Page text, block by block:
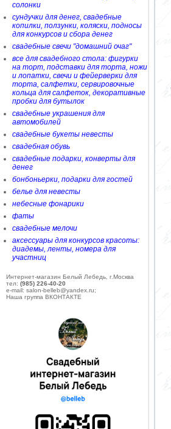
солонки
сундучки для денег, свадебные
копилки, ползунки, коляски, подносы
для конкурсов и сбора денег
свадебные свечи "домашний очаг"
все для свадебного стола: фигурки
на торт, подставки для торта, ножи
и лопатки, свечи и фейерверки для
торта, салфетки, сервировочные
кольца для салфеток, декоративные
пробки для бутылок
свадебные украшения для
автомобилей
свадебные букеты невесты
свадебная обувь
свадебные подарки, конверты для
денег
бонбоньерки, подарки для гостей
белье для невесты
небесные фонарики
фаты
свадебные мелочи
аксессуары для конкурсов красоты:
диадемы, ленты, номера для
участниц
Интернет-магазин Белый Лебедь, г.Москва
тел: (985) 226-40-20
e-mail: salon-belleb@yandex.ru;
Наша группа ВКОНТАКТЕ